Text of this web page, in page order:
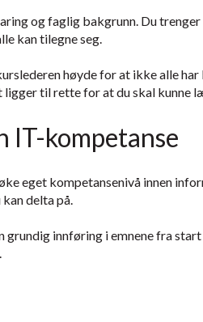
og faglig bakgrunn. Du
kan tilegne seg.
høyde for at ikke alle
til rette for at du skal kunne
IT-kompetanse
eget kompetansenivå innen
delta på.
grundig innføring i emnene fra